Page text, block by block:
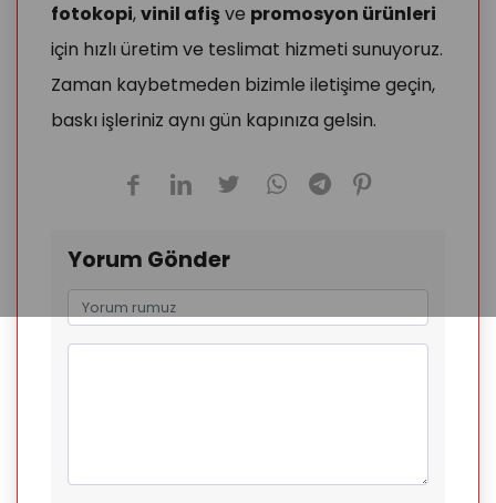
fotokopi,vinil afişve promosyon ürünleri
için hızlı üretim ve teslimat hizmeti sunuyoruz.
Zaman kaybetmeden bizimle iletişime geçin,
baskı işleriniz aynı gün kapınıza gelsin.
Yorum Gönder